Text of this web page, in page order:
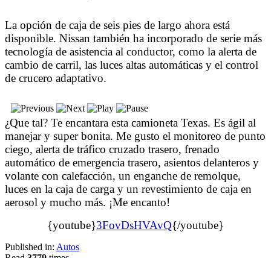
La opción de caja de seis pies de largo ahora está
disponible. Nissan también ha incorporado de serie más
tecnología de asistencia al conductor, como la alerta de
cambio de carril, las luces altas automáticas y el control
de crucero adaptativo.
¿Que tal? Te encantara esta camioneta Texas. Es ágil al
manejar y super bonita. Me gusto el monitoreo de punto
ciego, alerta de tráfico cruzado trasero, frenado
automático de emergencia trasero, asientos delanteros y
volante con calefacción, un enganche de remolque,
luces en la caja de carga y un revestimiento de caja en
aerosol y mucho más. ¡Me encanto!
{youtube}3FovDsHVAvQ{/youtube}
Published in: Autos